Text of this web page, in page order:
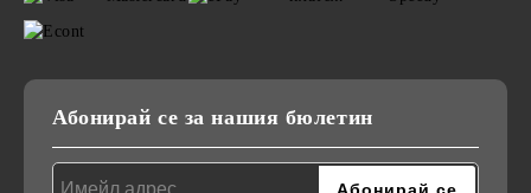
Абонирай се за нашия бюлетин